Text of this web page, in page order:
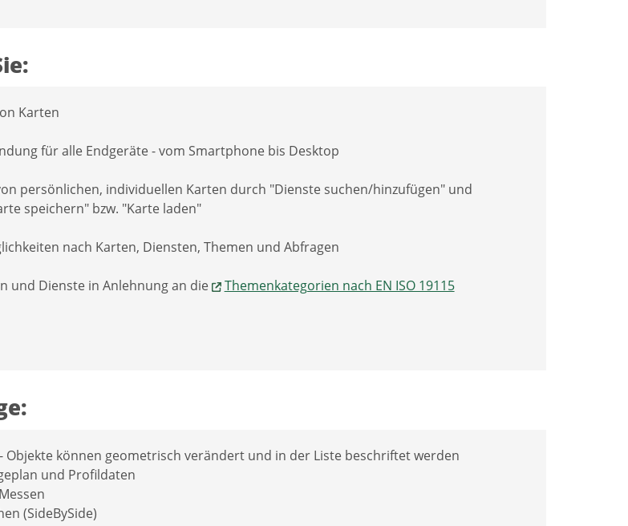
Karten
für alle Endgeräte - vom Smartphone bis Desktop
persönlichen, individuellen Karten durch "Dienste suchen/hinzufügen" und
speichern" bzw. "Karte laden"
nach Karten, Diensten, Themen und Abfragen
und Dienste in Anlehnung an die Themenkategorien nach EN ISO 19115
Objekte können geometrisch verändert und in der Liste beschriftet werden
und Profildaten
(SideBySide)